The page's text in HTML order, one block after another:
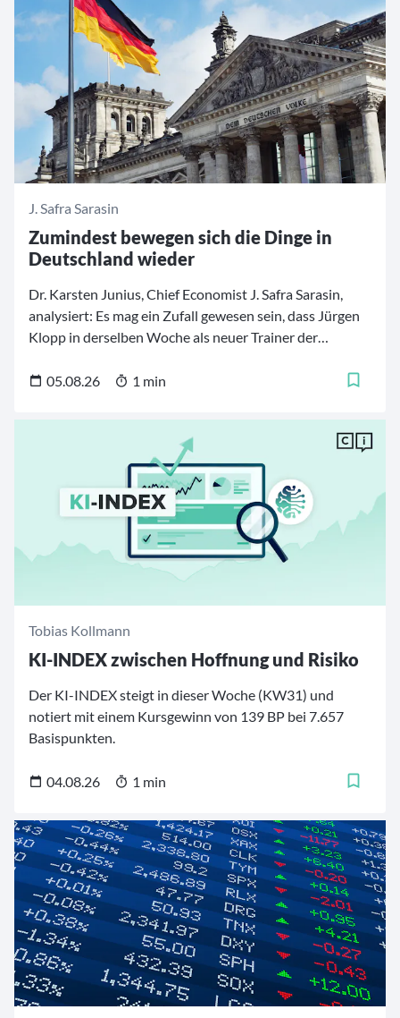
J. Safra Sarasin
Zumindest bewegen sich die Dinge in
Deutschland wieder
Dr. Karsten Junius, Chief Economist J. Safra Sarasin,
analysiert: Es mag ein Zufall gewesen sein, dass Jürgen
Klopp in derselben Woche als neuer Trainer der
wurde, in der Bundeskanzler Friedrich Merz begann,
05.08.26 1 min
Tobias Kollmann
KI-INDEX zwischen Hoffnung und Risiko
Der KI-INDEX steigt in dieser Woche (KW31) und
notiert mit einem Kursgewinn von 139 BP bei 7.657
Basispunkten.
04.08.26 1 min